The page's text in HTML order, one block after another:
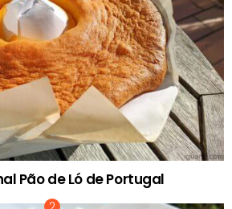
Pão de Ló de Portugal